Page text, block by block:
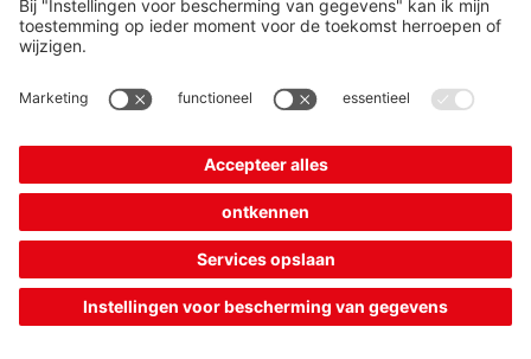
Functies:Automatische herstart
Uw prijs:Inloggen
Verwachte levertijd: 7 werkdagen
Vergelijken
In de
winkelwagen
Offerte